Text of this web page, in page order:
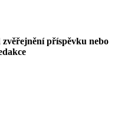
příspěvku nebo